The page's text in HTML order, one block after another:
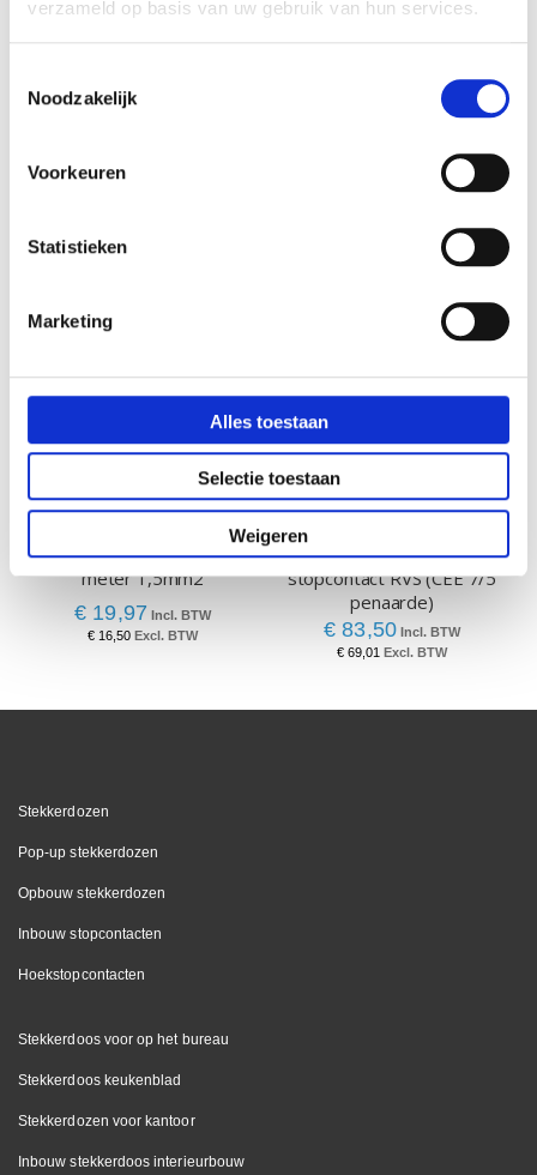
verzameld op basis van uw gebruik van hun services.
Noodzakelijk
Voorkeuren
Statistieken
Marketing
Alles toestaan
Selectie toestaan
Weigeren
Neopreen rubber kabel 10
meter 1,5mm2
€ 19,97
€ 16,50
Bachmann Twist 2x
stopcontact RVS (CEE 7/5
penaarde)
€ 83,50
€ 69,01
Stekkerdozen
Pop-up stekkerdozen
Opbouw stekkerdozen
Inbouw stopcontacten
Hoekstopcontacten
Stekkerdoos voor op het bureau
Stekkerdoos keukenblad
Stekkerdozen voor kantoor
Inbouw stekkerdoos interieurbouw